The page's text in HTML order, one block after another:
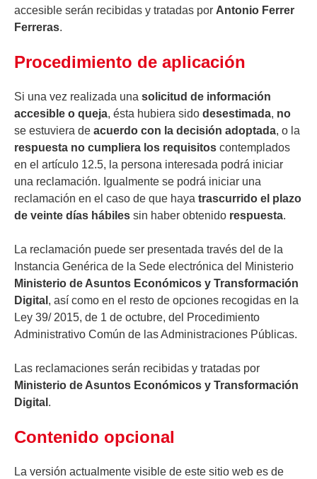
accesible serán recibidas y tratadas por Antonio Ferrer
Ferreras.
Procedimiento de aplicación
Si una vez realizada una solicitud de información
accesible o queja, ésta hubiera sido desestimada, no
se estuviera de acuerdo con la decisión adoptada, o la
respuesta no cumpliera los requisitos contemplados
en el artículo 12.5, la persona interesada podrá iniciar
una reclamación. Igualmente se podrá iniciar una
reclamación en el caso de que haya trascurrido el plazo
de veinte días hábiles sin haber obtenido respuesta.
La reclamación puede ser presentada través del de la
Instancia Genérica de la Sede electrónica del Ministerio
Ministerio de Asuntos Económicos y Transformación
Digital , así como en el resto de opciones recogidas en la
Ley 39/ 2015, de 1 de octubre, del Procedimiento
Administrativo Común de las Administraciones Públicas.
Las reclamaciones serán recibidas y tratadas por
Ministerio de Asuntos Económicos y Transformación
Digital .
Contenido opcional
La versión actualmente visible de este sitio web es de